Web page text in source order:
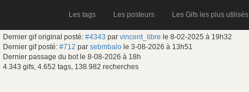
Les tags Les posteurs Les Gifs les plus utilisés
Dernier gif original posté: #4343 par vincent_libre le 8-02-2025 à 19h32
Dernier gif posté: #712 par sebmbalo le 3-08-2026 à 13h51
Dernier passage du bot le 8-08-2026 à 18h
4.343 gifs, 4.652 tags, 138.982 recherches